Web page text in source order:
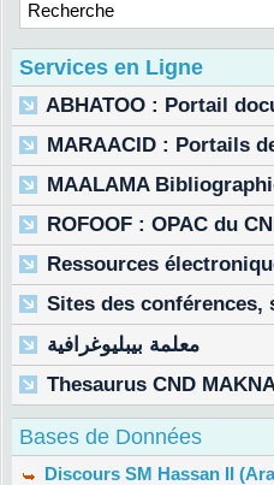
Services en Ligne
ABHATOO : Portail
MARAACID : Portails
MAALAMA
ROFOOF : OPAC du
Ressources
Sites des conférences,
معلمة بيبليوغرافية
Thesaurus CND
Bases de Données
Discours SM Hassan II